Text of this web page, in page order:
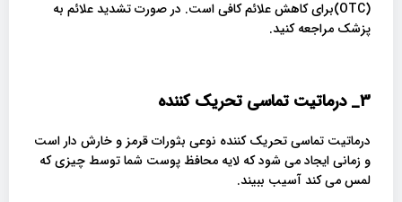
(OTC)برای کاهش علائم کافی است. در صورت تشدید علائم به
پزشک مراجعه کنید.
3_ درماتیت تماسی تحریک کننده
درماتیت تماسی تحریک کننده نوعی بثورات قرمز و خارش دار است
و زمانی ایجاد می شود که لایه محافظ پوست شما توسط چیزی که
لمس می کند آسیب ببیند.